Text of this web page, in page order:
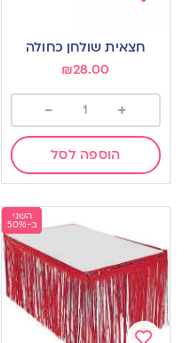
wishlist
חצאית שולחן כחולה
₪28.00
+
-
הוספה לסל
השני
ב-50%